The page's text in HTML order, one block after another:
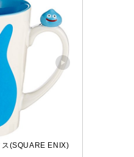
ス(SQUARE ENIX)